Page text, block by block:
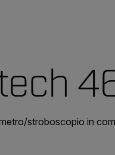
stroboscopio in